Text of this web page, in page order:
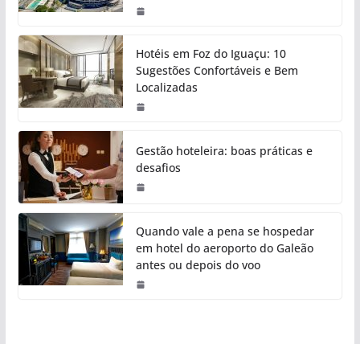
Hotéis em Foz do Iguaçu: 10
Sugestões Confortáveis e Bem
Localizadas
Gestão hoteleira: boas práticas e
desafios
Quando vale a pena se hospedar
em hotel do aeroporto do Galeão
antes ou depois do voo